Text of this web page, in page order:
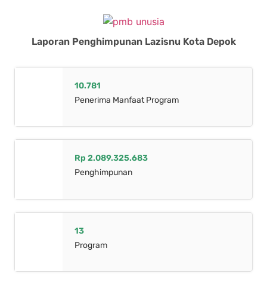
Laporan Penghimpunan Lazisnu Kota Depok
10.781
Penerima Manfaat Program
Rp 2.089.325.683
Penghimpunan
13
Program